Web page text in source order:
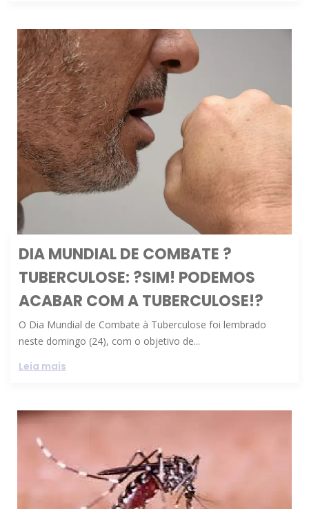
DIA MUNDIAL DE COMBATE ?
TUBERCULOSE: ?SIM! PODEMOS
ACABAR COM A TUBERCULOSE!?
O Dia Mundial de Combate à Tuberculose foi lembrado
neste domingo (24), com o objetivo de...
Leia mais